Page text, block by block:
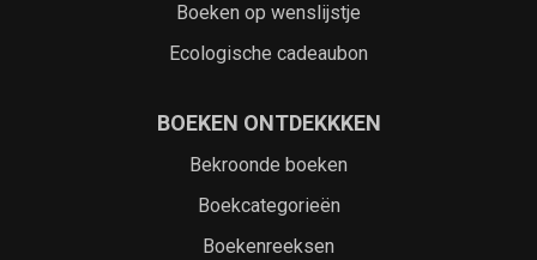
Boeken op wenslijstje
Ecologische cadeaubon
BOEKEN ONTDEKKKEN
Bekroonde boeken
Boekcategorieën
Boekenreeksen